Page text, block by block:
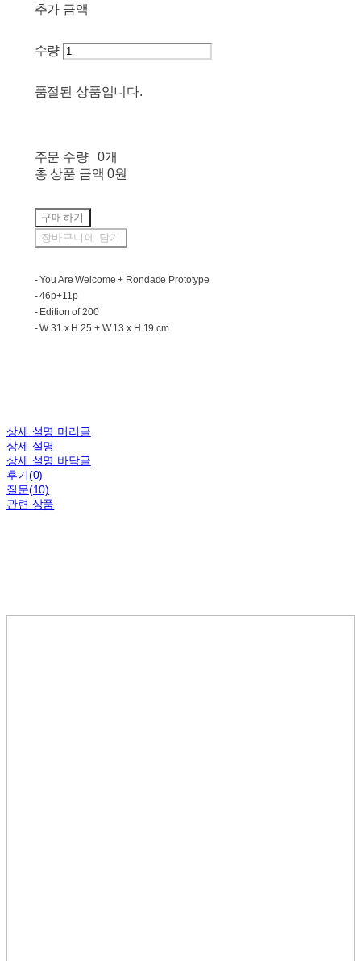
추가 금액
수량
품절된 상품입니다.
주문 수량
0개
총 상품 금액 0원
구매하기
장바구니에 담기
- You Are Welcome + Rondade Prototype
- 46p+11p
- Edition of 200
- W 31 x H 25 + W 13 x H 19 cm
상세 설명 머리글
상세 설명
상세 설명 바닥글
후기(0)
질문(10)
관련 상품